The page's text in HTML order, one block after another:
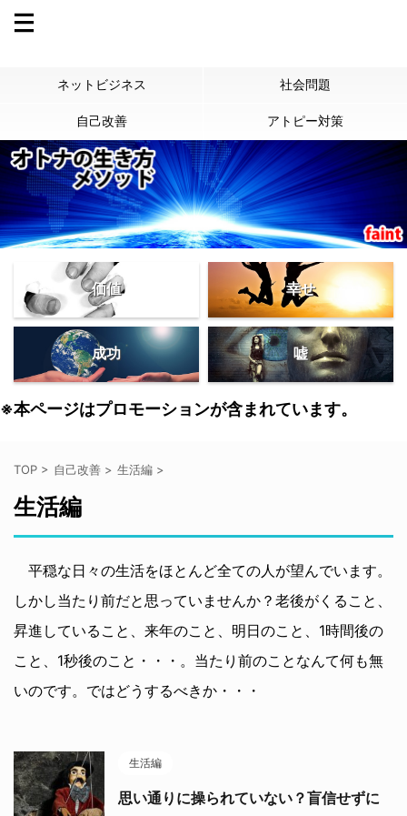
ネットビジネス 社会問題
自己改善 アトピー対策
価値 幸せ
成功 嘘
※本ページはプロモーションが含まれています。
TOP > 自己改善 > 生活編 >
生活編
平穏な日々の生活をほとんど全ての人が望んでいます。
しかし当たり前だと思っていませんか？老後がくること、
昇進していること、来年のこと、明日のこと、1時間後の
こと、1秒後のこと・・・。当たり前のことなんて何も無
いのです。ではどうするべきか・・・
生活編
思い通りに操られていない？盲信せずに